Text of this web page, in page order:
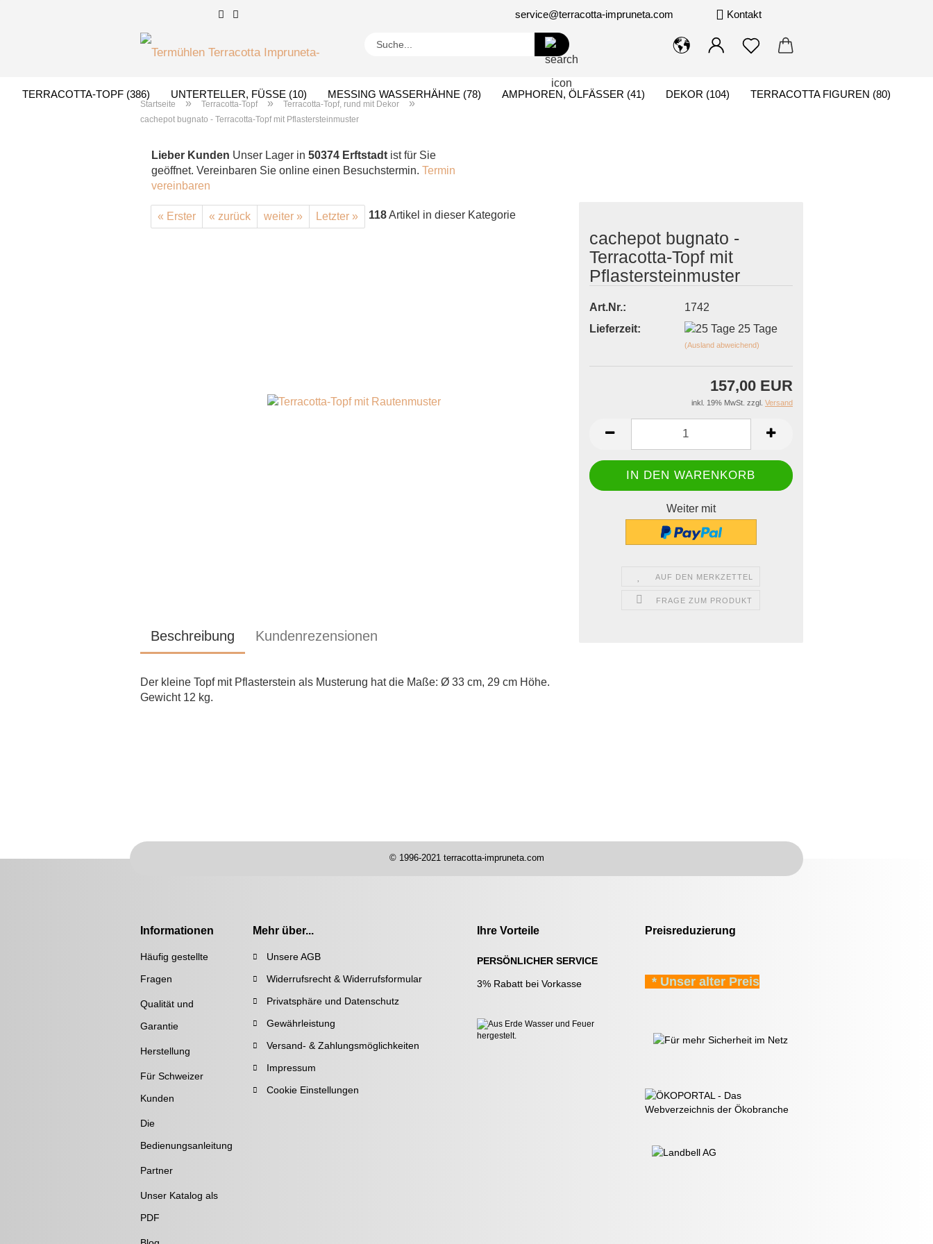
service@terracotta-impruneta.com Kontakt
Suche...
TERRACOTTA-TOPF (386) UNTERTELLER, FÜSSE (10) MESSING WASSERHÄHNE (78) AMPHOREN, ÖLFÄSSER (41) DEKOR (104) TERRACOTTA FIGUREN (80)
BRUNNEN (24)
Startseite » Terracotta-Topf » Terracotta-Topf, rund mit Dekor »
cachepot bugnato - Terracotta-Topf mit Pflastersteinmuster
Lieber Kunden Unser Lager in 50374 Erftstadt ist für Sie
geöffnet. Vereinbaren Sie online einen Besuchstermin. Termin
vereinbaren
« Erster « zurück weiter » Letzter » 118Artikel in dieser Kategorie
cachepot bugnato -
Terracotta-Topf mit
Pflastersteinmuster
Art.Nr.:
1742
Lieferzeit:
25 Tage
(Ausland abweichend)
157,00 EUR
inkl. 19% MwSt. zzgl. Versand
Weiter mit
AUF DEN MERKZETTEL
FRAGE ZUM PRODUKT
Beschreibung Kundenrezensionen
Der kleine Topf mit Pflasterstein als Musterung hat die Maße: Ø 33 cm, 29 cm Höhe.
Gewicht 12 kg.
© 1996-2021 terracotta-impruneta.com
Informationen
Häufig gestellte
Fragen
Qualität und
Garantie
Herstellung
Für Schweizer
Kunden
Die
Bedienungsanleitung
Partner
Unser Katalog als
PDF
Mehr über...
Unsere AGB
Widerrufsrecht & Widerrufsformular
Privatsphäre und Datenschutz
Gewährleistung
Versand- & Zahlungsmöglichkeiten
Impressum
Cookie Einstellungen
Ihre Vorteile
PERSÖNLICHER SERVICE
3% Rabatt bei Vorkasse
Preisreduzierung
* Unser alter Preis